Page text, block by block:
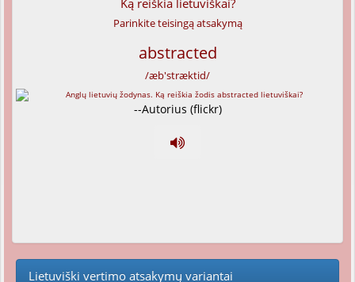
Ką reiškia lietuviškai?
Parinkite teisingą atsakymą
abstracted
/æb'stræktid/
--Autorius (flickr)
Lietuviški vertimo atsakymų variantai